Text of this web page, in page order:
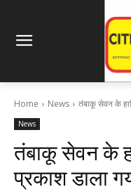
Home News तंबाकू सेवन के
News
तंबाकू सेवन के
प्रकाश डाला